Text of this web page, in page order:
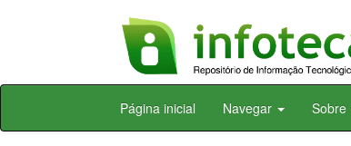
Skip
Página inicial Navegar Sobre